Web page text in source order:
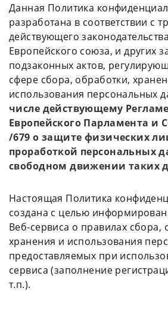
Данная Политика
разработана в соответствии с
действующего
Европейского союза, и других
подзаконных актов,
сфере сбора, обработки,
использования персональных
числе действующему
Европейского Парламента и
/679 о защите физических
проработкой персональных
свободном движении таких
Настоящая Политика
создана с целью
Веб-сервиса о правилах сбора,
хранения и использования
предоставляемых при
сервиса (заполнение
т.п.).